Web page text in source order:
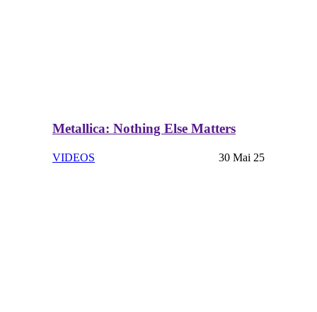
Metallica: Nothing Else Matters
VIDEOS 30 Mai 25